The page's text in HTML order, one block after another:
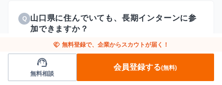
Q
山口県に住んでいても、長期インターンに参
加できますか？
はい、可能です。山口県内の化学メーカーや水産・食品
系の求人に加えて、フルリモート対応の求人なら山口県
に住みながら都心企業の実務にオンラインで参加できま
handshake 無料登録で、企業からスカウトが届く！
support_agent
無料相談
会員登録する(無料)